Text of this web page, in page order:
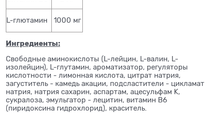
L-глютамин 1000 мг
Ингредиенты:
Свободные аминокислоты (L-лейцин, L-валин, L-
изолейцин), L-глутамин, ароматизатор, регуляторы
кислотности - лимонная кислота, цитрат натрия,
загуститель - камедь акации, подсластители - цикламат
натрия, натрия сахарин, аспартам, ацесульфам K,
сукралоза, эмульгатор - лецитин, витамин B6
(пиридоксина гидрохлорид), краситель.